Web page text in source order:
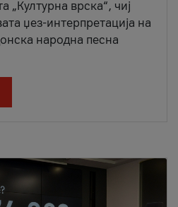
„Културна врска“, чиј
џез-интерпретација на
народна песна